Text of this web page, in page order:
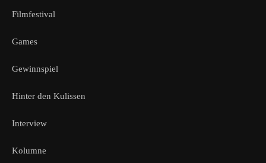
Filmfestival
Games
Gewinnspiel
Hinter den Kulissen
Interview
Kolumne